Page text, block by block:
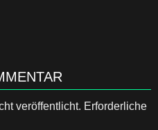
veröffentlicht. Erforderliche